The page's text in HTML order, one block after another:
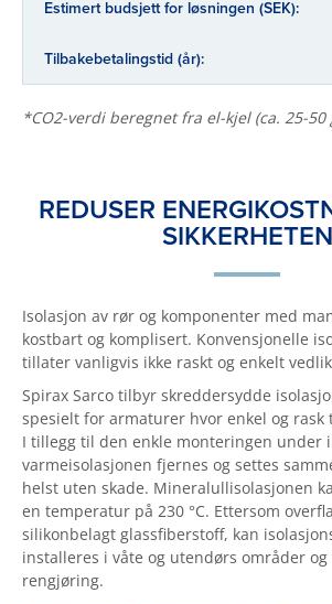
Estimert budsjett for løsningen (SEK):
Tilbakebetalingstid (år):
*CO2-verdi beregnet fra el-kjel (ca. 25-50
REDUSER
SIKKERHETEN
Isolasjon av rør og komponenter med
kostbart og komplisert. Konvensjonelle
tillater vanligvis ikke raskt og enkelt
Spirax Sarco tilbyr skreddersydde
spesielt for armaturer hvor enkel og rask
I tillegg til den enkle monteringen under
varmeisolasjonen fjernes og settes
helst uten skade. Mineralullisolasjonen
en temperatur på 230 °C. Ettersom
silikonbelagt glassfiberstoff, kan
installeres i våte og utendørs områder
rengjøring.